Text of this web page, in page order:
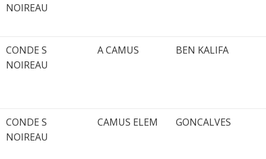
NOIREAU
CONDE S
NOIREAU
A CAMUS BEN KALIFA
CONDE S
NOIREAU
CAMUS ELEM GONCALVES